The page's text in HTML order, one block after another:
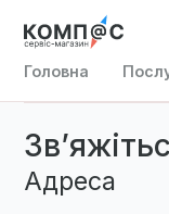
Головна
Адреса